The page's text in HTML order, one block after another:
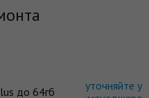
до 64гб
уточняйте у